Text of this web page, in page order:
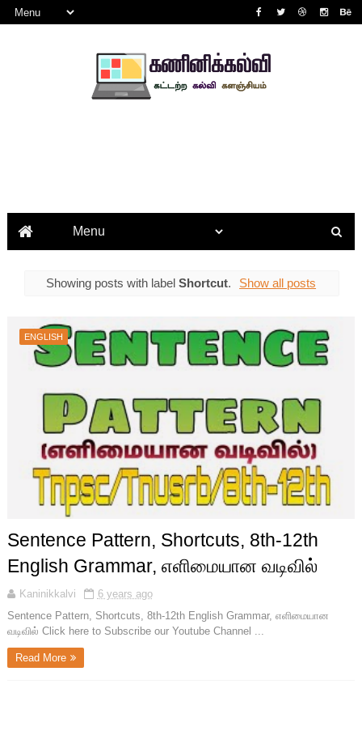
Showing posts with label Shortcut. Show all posts
ENGLISH
Sentence Pattern, Shortcuts, 8th-12th
English Grammar, எளிமையான வடிவில்
Kaninikkalvi
6 years ago
Sentence Pattern, Shortcuts, 8th-12th English Grammar, எளிமையான
வடிவில் Click here to Subscribe our Youtube Channel ...
Read More